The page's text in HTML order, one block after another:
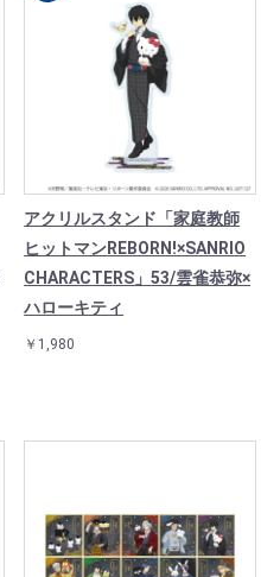
アクリルスタンド「家庭教師
ヒットマンREBORN!×SANRIO
CHARACTERS」53/雲雀恭弥×
ハローキティ
￥1,980